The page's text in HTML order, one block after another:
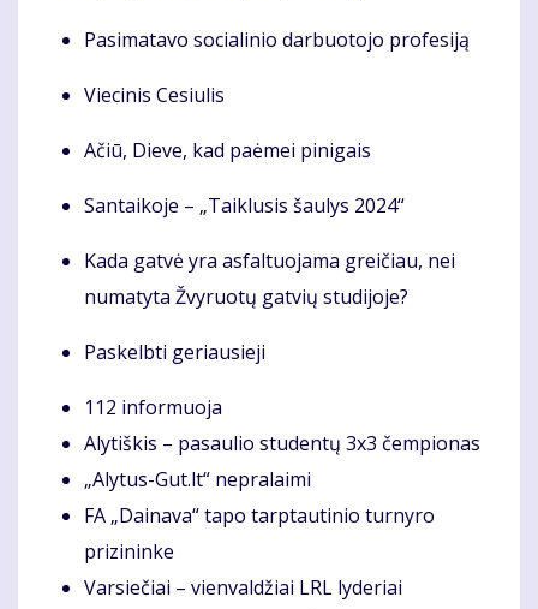
Pasimatavo socialinio darbuotojo profesiją
Viecinis Cesiulis
Ačiū, Dieve, kad paėmei pinigais
Santaikoje – „Taiklusis šaulys 2024“
Kada gatvė yra asfaltuojama greičiau, nei
numatyta Žvyruotų gatvių studijoje?
Paskelbti geriausieji
112 informuoja
Alytiškis – pasaulio studentų 3x3 čempionas
„Alytus-Gut.lt“ nepralaimi
FA „Dainava“ tapo tarptautinio turnyro
prizininke
Varsiečiai – vienvaldžiai LRL lyderiai